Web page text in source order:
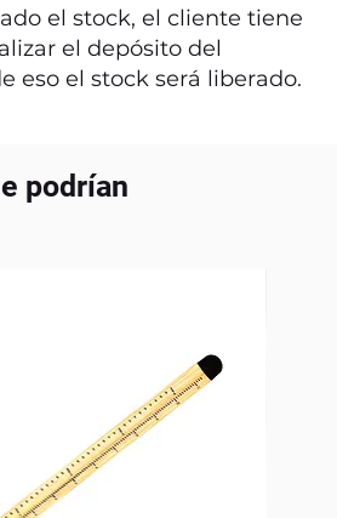
el stock, el cliente tiene
el depósito del
eso el stock será liberado.
podrían